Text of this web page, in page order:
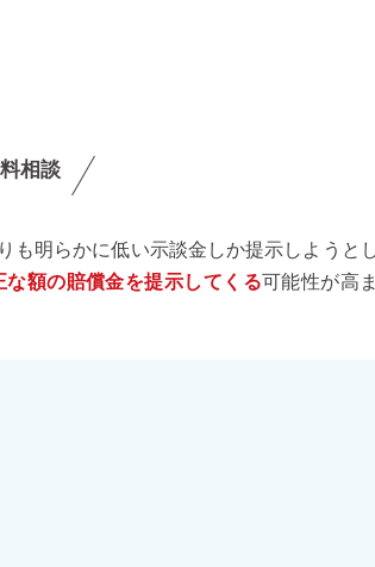
相談
も明らかに低い示談金しか提示しようと
な額の賠償金を提示してくる可能性が高